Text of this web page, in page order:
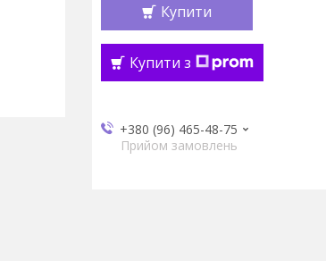
Купити
Купити з
+380 (96) 465-48-75
Прийом замовлень